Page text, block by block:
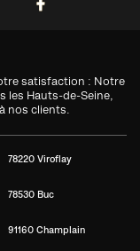
satisfaction : Notre
les Hauts-de-Seine,
nos clients.
78220 Viroflay
78530 Buc
91160 Champlain